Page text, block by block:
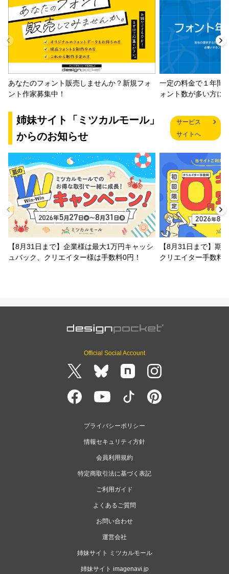
あなたのフォント販売しませんか？新規フォ
ント作家募集中！
一定の料金で１年間
ォント数が多い方に
姉妹サイト「ミツカルモール」
からのお知らせ
サービス
サイトへ
【8月31日まで】企業様は最大1万円キャッシ
ュバック、クリエイター様は手数料0円！
【8月31日まで】期
クリエイター手数料
Official Social Account
プライバシーポリシー
情報セキュリティ方針
会員利用規約
特定商取引法に基づく表記
ご利用ガイド
よくあるご質問
お問い合わせ
運営会社
姉妹サイト ミツカルモール
姉妹サイト imagenavi.jp